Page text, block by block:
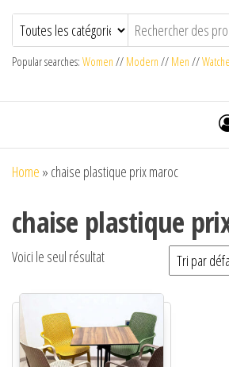
Popular searches: Women // Modern // Men //
Home » chaise plastique prix maroc
chaise plastique
Voici le seul résultat